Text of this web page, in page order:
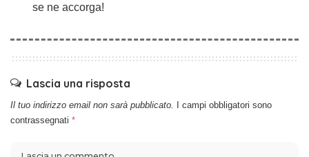
se ne accorga!
Lascia una risposta
Il tuo indirizzo email non sarà pubblicato. I campi obbligatori sono
contrassegnati *